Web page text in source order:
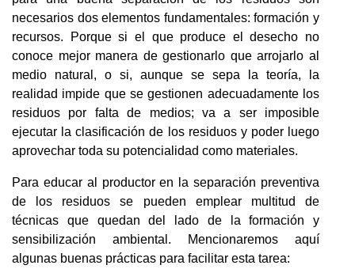
necesarios dos elementos fundamentales: formación y
recursos. Porque si el que produce el desecho no
conoce mejor manera de gestionarlo que arrojarlo al
medio natural, o si, aunque se sepa la teoría, la
realidad impide que se gestionen adecuadamente los
residuos por falta de medios; va a ser imposible
ejecutar la clasificación de los residuos y poder luego
aprovechar toda su potencialidad como materiales.
Para educar al productor en la separación preventiva
de los residuos se pueden emplear multitud de
técnicas que quedan del lado de la formación y
sensibilización ambiental. Mencionaremos aquí
algunas buenas prácticas para facilitar esta tarea: